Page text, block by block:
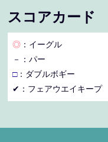
スコアカード
◎ ：イーグル
－
：パー
□：ダブルボギー
✔：フェアウエイキープ